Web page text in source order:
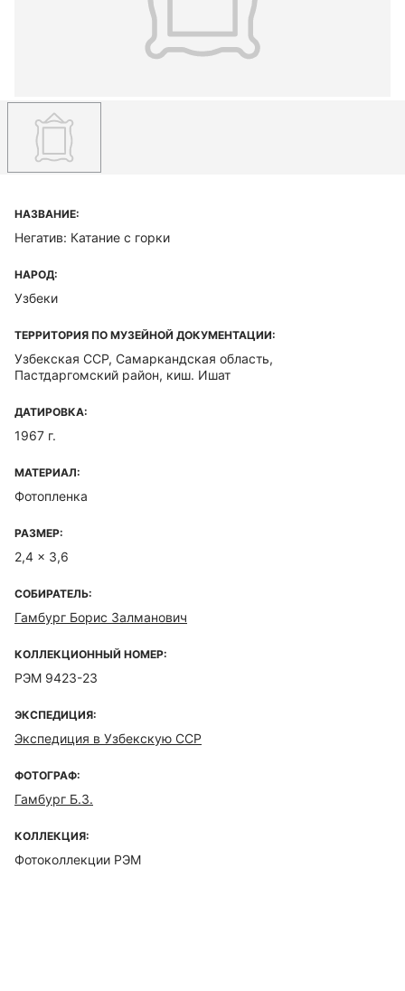
НАЗВАНИЕ:
Негатив: Катание с горки
НАРОД:
Узбеки
ТЕРРИТОРИЯ ПО МУЗЕЙНОЙ ДОКУМЕНТАЦИИ:
Узбекская ССР, Самаркандская область,
Пастдаргомский район, киш. Ишат
ДАТИРОВКА:
1967 г.
МАТЕРИАЛ:
Фотопленка
РАЗМЕР:
2,4 x 3,6
СОБИРАТЕЛЬ:
Гамбург Борис Залманович
КОЛЛЕКЦИОННЫЙ НОМЕР:
РЭМ 9423-23
ЭКСПЕДИЦИЯ:
Экспедиция в Узбекскую ССР
ФОТОГРАФ:
Гамбург Б.З.
КОЛЛЕКЦИЯ:
Фотоколлекции РЭМ